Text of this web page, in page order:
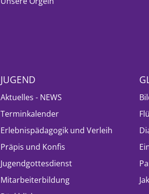
JUGEND
Aktuelles - NEWS
Terminkalender
Erlebnispädagogik und Verleih
Präpis und Konfis
Jugendgottesdienst
Mitarbeiterbildung